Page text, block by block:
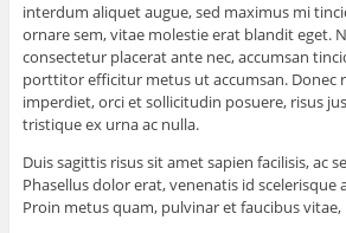
interdum aliquet augue, sed maximus mi
ornare sem, vitae molestie erat blandit eget.
consectetur placerat ante nec, accumsan
porttitor efficitur metus ut accumsan. Donec
imperdiet, orci et sollicitudin posuere, risus
tristique ex urna ac nulla.
Duis sagittis risus sit amet sapien facilisis, ac
Phasellus dolor erat, venenatis id scelerisque
Proin metus quam, pulvinar et faucibus